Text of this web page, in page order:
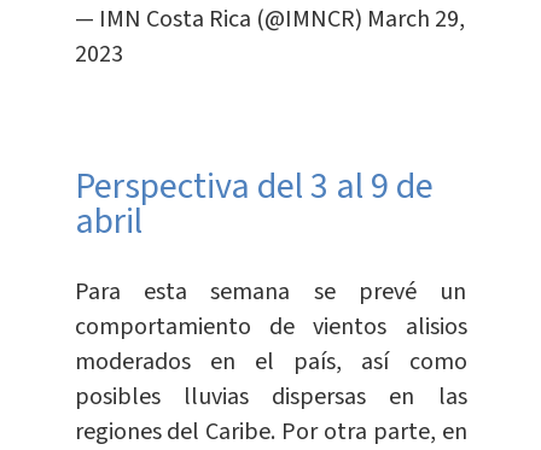
— IMN Costa Rica (@IMNCR) March 29,
2023
Perspectiva del 3 al 9 de
abril
Para esta semana se prevé un
comportamiento de vientos alisios
moderados en el país, así como
posibles lluvias dispersas en las
regiones del Caribe. Por otra parte, en